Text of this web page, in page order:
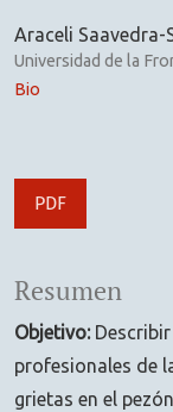
Araceli Saavedra-
Universidad de la
Bio
PDF
Resumen
Objetivo:Describir
profesionales de
grietas en el